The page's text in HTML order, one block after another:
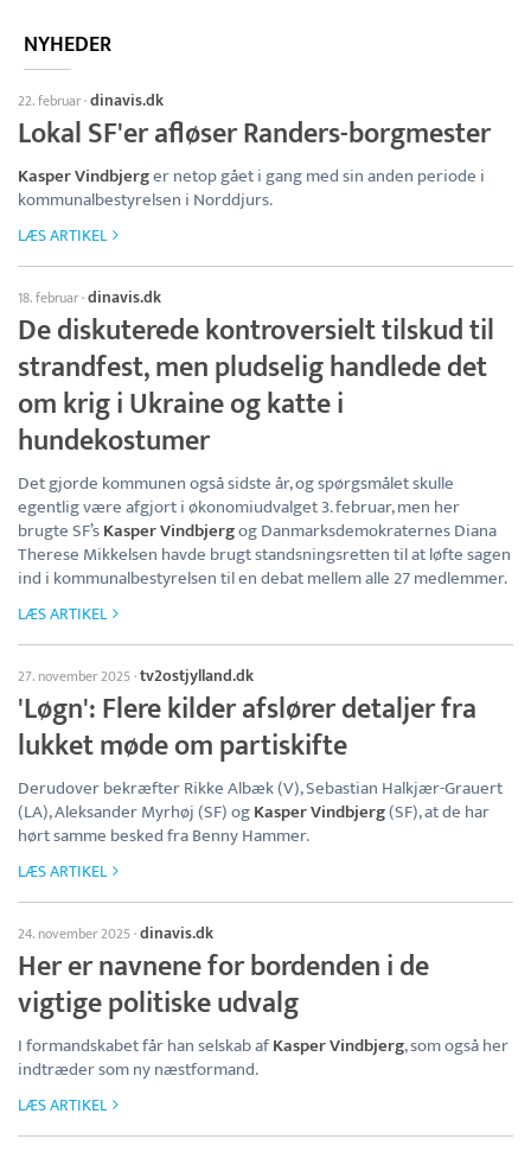
NYHEDER
22. februar·dinavis.dk
Lokal SF'er afløser Randers-borgmester
Kasper Vindbjerger netop gået i gang med sin anden periode i
kommunalbestyrelsen i Norddjurs.
LÆS ARTIKEL
18. februar·dinavis.dk
De diskuterede kontroversielt tilskud til
strandfest, men pludselig handlede det
om krig i Ukraine og katte i
hundekostumer
Det gjorde kommunen også sidste år, og spørgsmålet skulle
egentlig være afgjort i økonomiudvalget 3. februar, men her
brugte SF’sKasper Vindbjergog Danmarksdemokraternes Diana
Therese Mikkelsen havde brugt standsningsretten til at løfte sagen
ind i kommunalbestyrelsen til en debat mellem alle 27 medlemmer.
LÆS ARTIKEL
27. november 2025·tv2ostjylland.dk
'Løgn': Flere kilder afslører detaljer fra
lukket møde om partiskifte
Derudover bekræfter Rikke Albæk (V), Sebastian Halkjær-Grauert
(LA), Aleksander Myrhøj (SF) ogKasper Vindbjerg(SF), at de har
hørt samme besked fra Benny Hammer.
LÆS ARTIKEL
24. november 2025·dinavis.dk
Her er navnene for bordenden i de
vigtige politiske udvalg
I formandskabet får han selskab afKasper Vindbjerg, som også her
indtræder som ny næstformand.
LÆS ARTIKEL